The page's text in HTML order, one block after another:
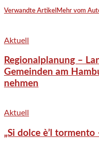
Verwandte Artikel Mehr vom
Aktuell
Regionalplanung –
Gemeinden am
nehmen
Aktuell
„Si dolce è’l